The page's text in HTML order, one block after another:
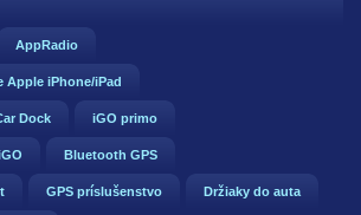
AppRadio
Apple iPhone/iPad
Dock iGO primo
Bluetooth GPS
GPS príslušenstvo Držiaky do auta